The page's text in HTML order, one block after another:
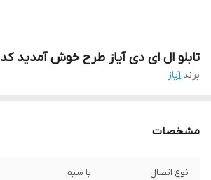
تابلو ال ای دی آیاز طرح خوش آمدید کد 125G
برند:آیاز
مشخصات
نوع اتصال با سیم